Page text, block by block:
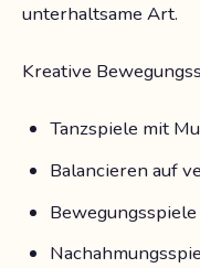
unterhaltsame Art.
Kreative
Tanzspiele mit
Balancieren auf